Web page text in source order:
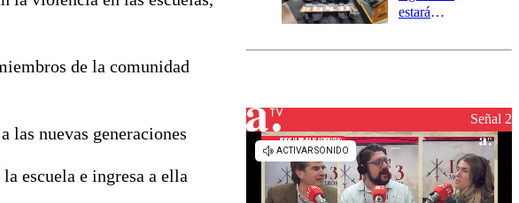
de la comunidad
las nuevas generaciones
escuela e ingresa a ella
estará
el fin de la
reconstrucciónSeñal 2